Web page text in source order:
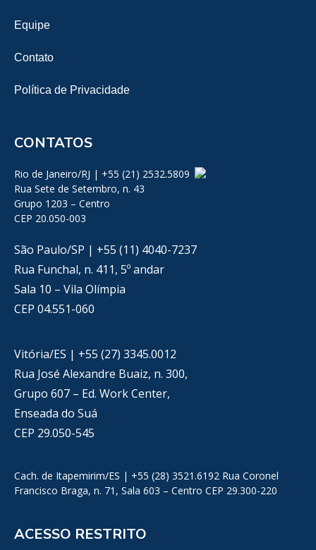
Equipe
Contato
Política de Privacidade
CONTATOS
Rio de Janeiro/RJ | +55 (21) 2532.5809
Rua Sete de Setembro, n. 43
Grupo 1203 – Centro
CEP 20.050-003
São Paulo/SP | +55 (11) 4040-7237
Rua Funchal, n. 411, 5º andar
Sala 10 – Vila Olímpia
CEP 04.551-060
Vitória/ES | +55 (27) 3345.0012
Rua José Alexandre Buaiz, n. 300,
Grupo 607 – Ed. Work Center,
Enseada do Suá
CEP 29.050-545
Cach. de Itapemirim/ES | +55 (28) 3521.6192 Rua Coronel
Francisco Braga, n. 71, Sala 603 – Centro CEP 29.300-220
ACESSO RESTRITO